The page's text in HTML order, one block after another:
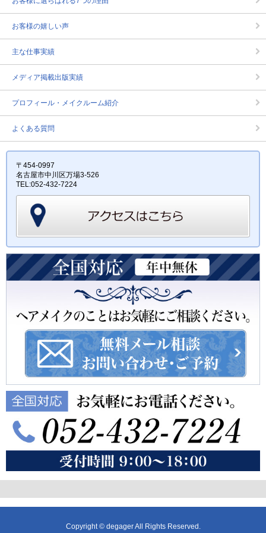
お客様の嬉しい声
主な仕事実績
メディア掲載出版実績
プロフィール・メイクルーム紹介
よくある質問
〒454-0997
名古屋市中川区万場3-526
TEL:052-432-7224
Copyright © degager All Rights Reserved.